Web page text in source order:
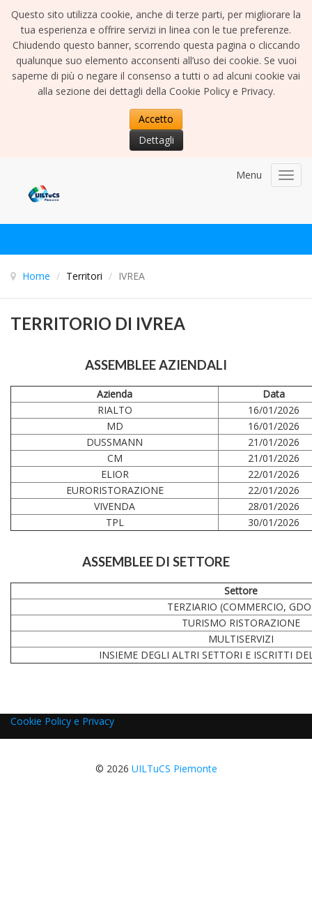
Questo sito utilizza cookie, anche di terze parti, per migliorare la
tua esperienza e offrire servizi in linea con le tue preferenze.
Chiudendo questo banner, scorrendo questa pagina o cliccando
qualunque suo elemento acconsenti all’uso dei cookie. Se vuoi
saperne di più o negare il consenso a tutti o ad alcuni cookie vai
alla sezione dei dettagli della Cookie Policy e Privacy.
Accetto
Dettagli
Menu
Home / Territori / IVREA
TERRITORIO DI IVREA
ASSEMBLEE AZIENDALI
Azienda
Data
RIALTO
16/01/2026
MD
16/01/2026
DUSSMANN
21/01/2026
CM
21/01/2026
ELIOR
22/01/2026
EURORISTORAZIONE
22/01/2026
VIVENDA
28/01/2026
TPL
30/01/2026
ASSEMBLEE DI SETTORE
Settore
TERZIARIO (COMMERCIO,
TURISMO RISTORAZIONE
MULTISERVIZI
INSIEME DEGLI ALTRI SETTORI E ISCRITTI
Cookie Policy e Privacy
© 2026 UILTuCS Piemonte